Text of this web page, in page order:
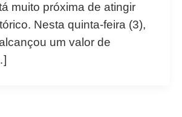
muito próxima de atingir
Nesta quinta-feira (3),
um valor de